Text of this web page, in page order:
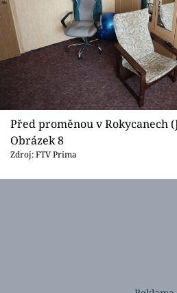
Před proměnou v Rokycanech
Obrázek 8
Zdroj: FTV Prima